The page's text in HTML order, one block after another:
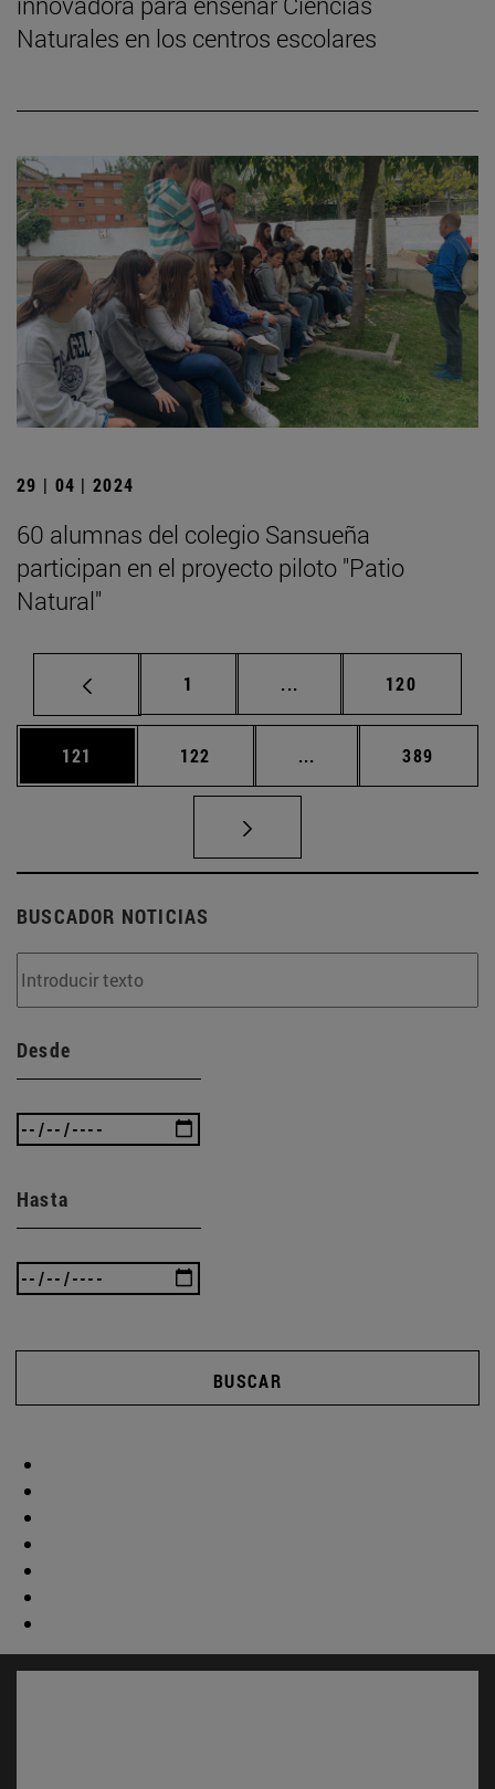
Naturales en los centros escolares
29 | 04 | 2024
60 alumnas del colegio Sansueña
participan en el proyecto piloto "Patio
Natural"
Página
1 ... Páginas intermedias
Página
120
Página
121 Página
122 ... Páginas intermedias
Página
389
BUSCADOR NOTICIAS
Desde
Hasta
BUSCAR